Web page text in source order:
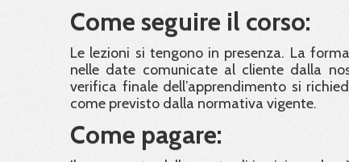
Come seguire il corso:
Le lezioni si tengono in presenza. La
nelle date comunicate al cliente dalla
verifica finale dell’apprendimento si
come previsto dalla normativa vigente.
Come pagare: